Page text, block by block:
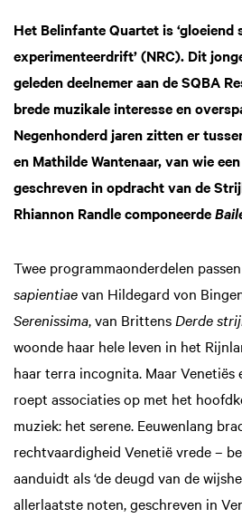
Het Belinfante Quartet is ‘gloeiend
experimenteerdrift’ (NRC). Dit
geleden deelnemer aan de SQBA
brede muzikale interesse en
Negenhonderd jaren zitten er
en Mathilde Wantenaar, van wie
geschreven in opdracht van de
Rhiannon Randle componeerde
Twee programmaonderdelen
sapientiaevan Hildegard von
Serenissima, van Brittens Derde
woonde haar hele leven in het
haar terra incognita. Maar Venetiës
roept associaties op met het
muziek: het serene. Eeuwenlang
rechtvaardigheid Venetië vrede –
aanduidt als ‘de deugd van de
allerlaatste noten, geschreven in